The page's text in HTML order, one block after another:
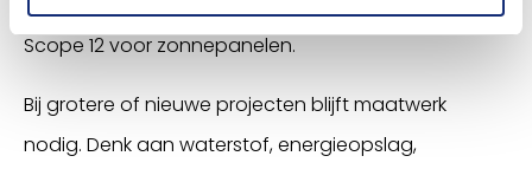
Scope 12 voor zonnepanelen.
Bij grotere of nieuwe projecten blijft maatwerk
nodig. Denk aan waterstof, energieopslag,